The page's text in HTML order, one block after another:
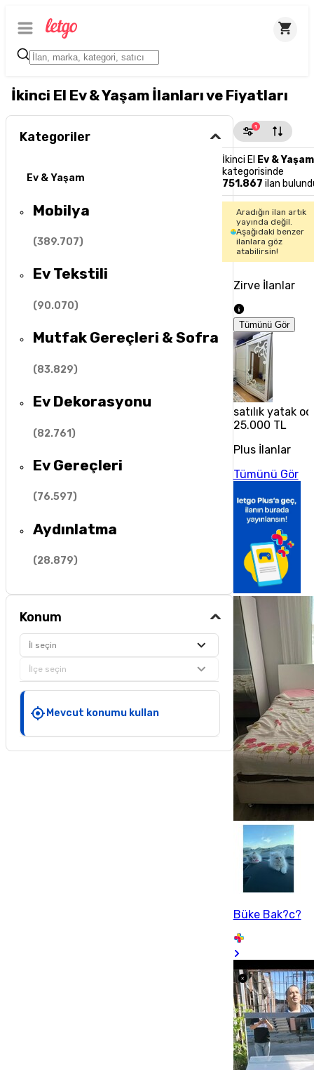
İkinci El Ev & Yaşam İlanları ve Fiyatları
Kategoriler
Ev & Yaşam
Mobilya
(389.707)
Ev Tekstili
(90.070)
Mutfak Gereçleri & Sofra
(83.829)
Ev Dekorasyonu
(82.761)
Ev Gereçleri
(76.597)
Aydınlatma
(28.879)
Konum
İl seçin
İlçe seçin
Mevcut konumu kullan
1
İkinci El Ev & Yaşam
kategorisinde
751.867 ilan
Aradığın ilan artık
yayında değil.
Aşağıdaki benzer
ilanlara göz
atabilirsin!
Zirve İlanlar
Tümünü Gör
satılık yatak
25.000 TL
Plus İlanlar
Tümünü Gör
Büke Bak?c?